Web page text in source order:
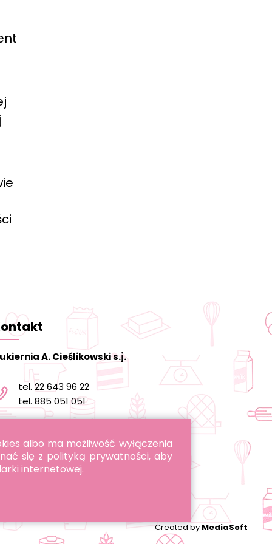
A. Cieślikowski s.j.
tel. 22 643 96 22
tel. 885 051 051
Created by MediaSoft
albo ma możliwość wyłączenia
się z polityką prywatności, aby
internetowej.